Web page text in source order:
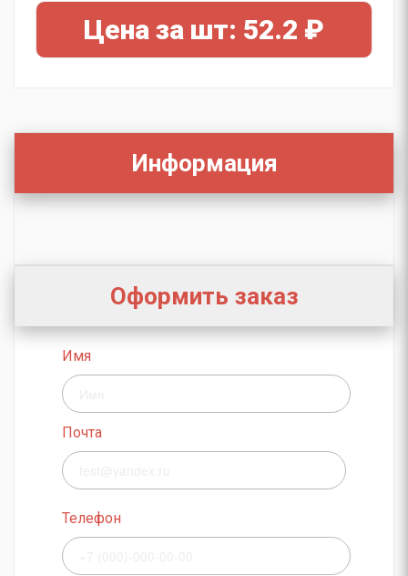
Цена за шт: 52.2 ₽
Информация
Оформить заказ
Имя
Почта
Телефон